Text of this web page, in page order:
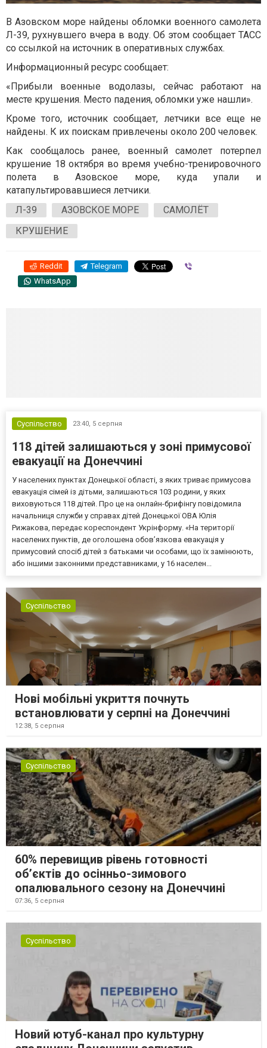
В Азовском море найдены обломки военного самолета
Л-39, рухнувшего вчера в воду. Об этом сообщает ТАСС
со ссылкой на источник в оперативных службах.
Информационный ресурс сообщает:
«Прибыли военные водолазы, сейчас работают на
месте крушения. Место падения, обломки уже нашли».
Кроме того, источник сообщает, летчики все еще не
найдены. К их поискам привлечены около 200 человек.
Как сообщалось ранее, военный самолет потерпел
крушение 18 октября во время учебно-тренировочного
полета в Азовское море, куда упали и
катапультировавшиеся летчики.
Л-39
АЗОВСКОЕ МОРЕ
САМОЛЁТ
КРУШЕНИЕ
Reddit Telegram
WhatsApp
Суспільство 23:40, 5 серпня
118 дітей залишаються у зоні примусової
евакуації на Донеччині
У населених пунктах Донецької області, з яких триває примусова
евакуація сімей із дітьми, залишаються 103 родини, у яких
виховуються 118 дітей. Про це на онлайн-брифінгу повідомила
начальниця служби у справах дітей Донецької ОВА Юлія
Рижакова, передає кореспондент Укрінформу. «На території
населених пунктів, де оголошена обов’язкова евакуація у
примусовий спосіб дітей з батьками чи особами, що їх замінюють,
або іншими законними представниками, у 16 населен...
Суспільство
Нові мобільні укриття почнуть
встановлювати у серпні на Донеччині
12:38, 5 серпня
Суспільство
60% перевищив рівень готовності
об’єктів до осінньо-зимового
опалювального сезону на Донеччині
07:36, 5 серпня
Суспільство
Новий ютуб-канал про культурну